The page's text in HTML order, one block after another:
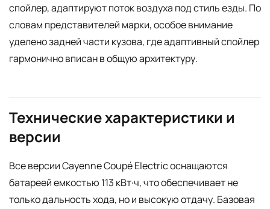
спойлер, адаптируют поток воздуха под стиль езды. По
словам представителей марки, особое внимание
уделено задней части кузова, где адаптивный спойлер
гармонично вписан в общую архитектуру.
Технические характеристики и
версии
Все версии Cayenne Coupé Electric оснащаются
батареей емкостью 113 кВт·ч, что обеспечивает не
только дальность хода, но и высокую отдачу. Базовая